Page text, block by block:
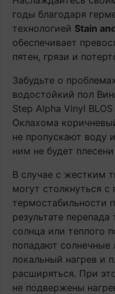
годы благодаря
технологией Stain
обеспечивает
пятен, грязи и
Забудьте о
водостойкий пол
Step Alpha Vinyl
Оклахома
не пропускают воду
ним не будет
В случае с жестким
могут столкнуться с
термостабильности
результате
солнца или теплого
попадают солнечные
локальный нагрев и
расширяться. При
не подвержены